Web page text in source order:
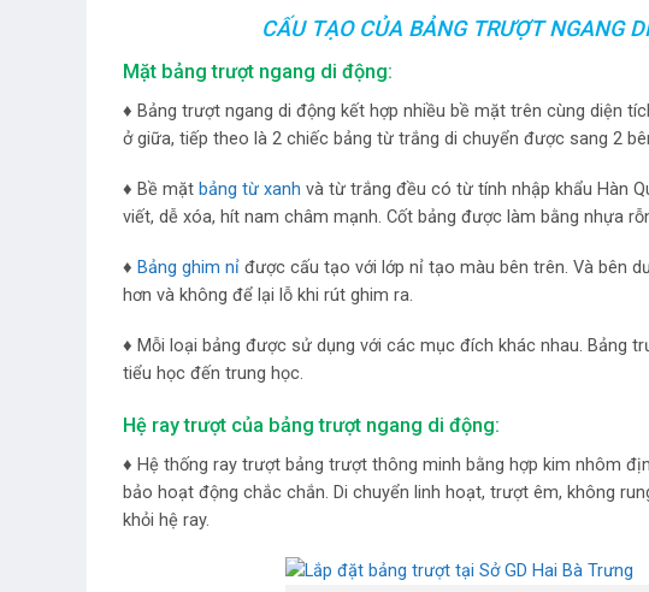
CẤU TẠO CỦA BẢNG TRƯỢT NGANG
Mặt bảng trượt ngang di động:
♦ Bảng trượt ngang di động kết hợp nhiều bề mặt trên cùng diện
ở giữa, tiếp theo là 2 chiếc bảng từ trắng di chuyển được sang 2
♦ Bề mặt bảng từ xanh và từ trắng đều có từ tính nhập khẩu Hàn
viết, dễ xóa, hít nam châm mạnh. Cốt bảng được làm bằng nhựa
♦ Bảng ghim nỉ được cấu tạo với lớp nỉ tạo màu bên trên. Và bên
hơn và không để lại lỗ khi rút ghim ra.
♦ Mỗi loại bảng được sử dụng với các mục đích khác nhau. Bảng
tiểu học đến trung học.
Hệ ray trượt của bảng trượt ngang di động:
♦ Hệ thống ray trượt bảng trượt thông minh bằng hợp kim nhôm
bảo hoạt động chắc chắn. Di chuyển linh hoạt, trượt êm, không
khỏi hệ ray.